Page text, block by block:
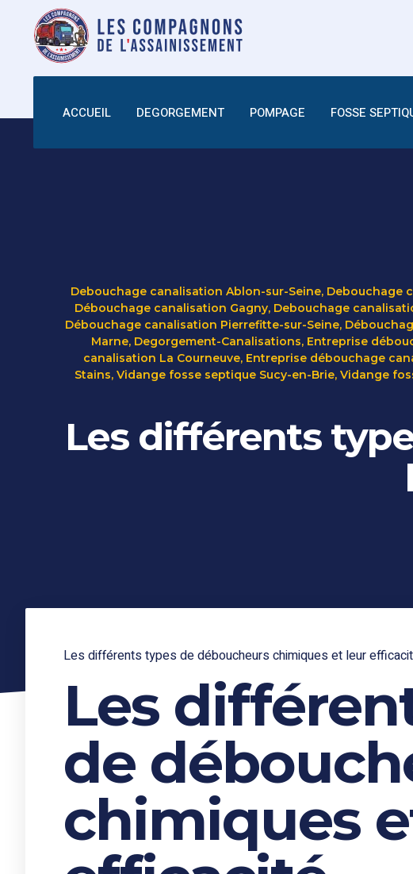
ACCUEIL DEGORGEMENT POMPAGE FOSSE
Debouchage canalisation Ablon-sur-Seine, Debouchage
Débouchage canalisation Gagny, Debouchage
Débouchage canalisation Pierrefitte-sur-Seine,
Marne, Degorgement-Canalisations, Entreprise
canalisation La Courneuve, Entreprise débouchage
Stains, Vidange fosse septique Sucy-en-Brie, Vidange
Les différents
Les différents types de déboucheurs chimiques et leur
Les
de
chimiques